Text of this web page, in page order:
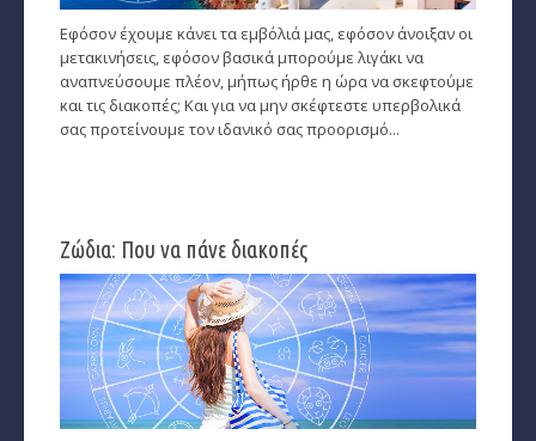
Καρκίνος
Παρθένος
Αιγόκερως
Εφόσον έχουμε κάνει τα εμβόλιά μας, εφόσον άνοιξαν οι
μετακινήσεις, εφόσον βασικά μπορούμε λιγάκι να
αναπνεύσουμε πλέον, μήπως ήρθε η ώρα να σκεφτούμε
και τις διακοπές; Και για να μην σκέφτεστε υπερβολικά
σας προτείνουμε τον ιδανικό σας προορισμό...
Ζώδια: Που να πάνε διακοπές